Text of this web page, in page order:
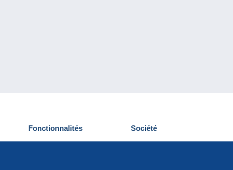
Fonctionnalités
Nouveautés
Société
Qui sommes-nous